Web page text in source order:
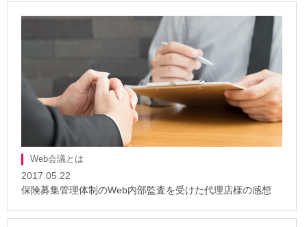
Web会議とは
2017.05.22
保険募集管理体制のWeb内部監査を受けた代理店様の感想